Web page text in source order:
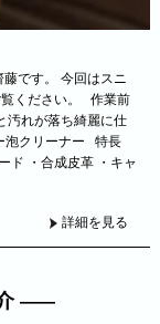
です。 今回はスニ
ください。 作業前
汚れが落ち綺麗に仕
泡クリーナー 特長
ド ・合成皮革 ・キャ
詳細を見る